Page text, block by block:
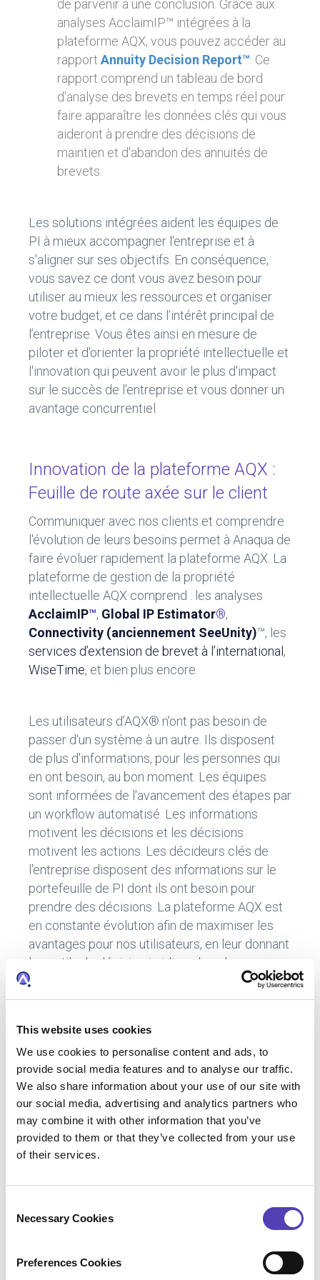
This website uses cookies
We use cookies to personalise content and ads, to
provide social media features and to analyse our traffic.
We also share information about your use of our site with
our social media, advertising and analytics partners who
may combine it with other information that you’ve
provided to them or that they’ve collected from your use
of their services.
Necessary Cookies
Preferences Cookies
de parvenir à une conclusion. Grâce aux
analyses AcclaimIP™ intégrées à la
plateforme AQX, vous pouvez accéder au
rapport Annuity Decision Report™ . Ce
rapport comprend un tableau de bord
d'analyse des brevets en temps réel pour
faire apparaître les données clés qui vous
aideront à prendre des décisions de
maintien et d'abandon des annuités de
brevets.
Les solutions intégrées aident les équipes de
PI à mieux accompagner l'entreprise et à
s'aligner sur ses objectifs. En conséquence,
vous savez ce dont vous avez besoin pour
utiliser au mieux les ressources et organiser
votre budget, et ce dans l’intérêt principal de
l’entreprise. Vous êtes ainsi en mesure de
piloter et d'orienter la propriété intellectuelle et
l'innovation qui peuvent avoir le plus d'impact
sur le succès de l'entreprise et vous donner un
avantage concurrentiel.
Innovation de la plateforme AQX :
Feuille de route axée sur le client
Communiquer avec nos clients et comprendre
l'évolution de leurs besoins permet à Anaqua de
faire évoluer rapidement la plateforme AQX. La
plateforme de gestion de la propriété
intellectuelle AQX comprend : les analyses
AcclaimIP™, Global IP Estimator®,
Connectivity (anciennement SeeUnity)™, les
services d’extension de brevet à l’international,
WiseTime, et bien plus encore.
Les utilisateurs d’AQX® n'ont pas besoin de
passer d'un système à un autre. Ils disposent
de plus d'informations, pour les personnes qui
en ont besoin, au bon moment. Les équipes
sont informées de l'avancement des étapes par
un workflow automatisé. Les informations
motivent les décisions et les décisions
motivent les actions. Les décideurs clés de
l'entreprise disposent des informations sur le
portefeuille de PI dont ils ont besoin pour
prendre des décisions. La plateforme AQX est
en constante évolution afin de maximiser les
avantages pour nos utilisateurs, en leur donnant
les outils de décision juridique les plus
efficaces pour transformer leur propriété
intellectuelle en valeur.
Pour en savoir plus, consultez le rapport
VendorView™ d'Hyperion 2022.
Hyperion a récemment reconnu la plate-forme
intégrée AQX comme leader du marché et
hautement innovante.